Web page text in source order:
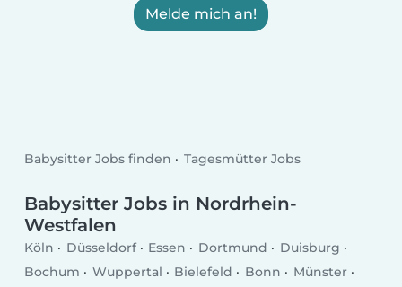
Melde mich an!
Babysitter Jobs finden Tagesmütter Jobs
Babysitter Jobs in Nordrhein-
Westfalen
Köln Düsseldorf Essen Dortmund
Duisburg
Bochum
Wuppertal Bielefeld Bonn
Münster